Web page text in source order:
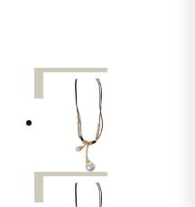
UUTTA
UUTTA